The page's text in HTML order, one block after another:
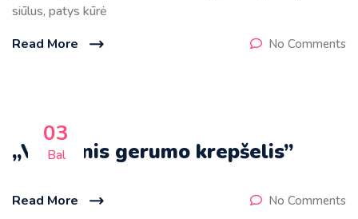
siūlus, patys kūrė
Read More
No Comments
03
Bal
,,Velykinis gerumo krepšelis”
Read More No Comments